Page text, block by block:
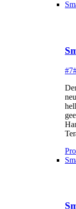
#7